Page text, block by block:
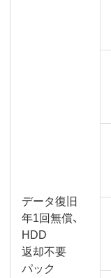
データ復旧
年1回無償、
HDD
返却不要
パック